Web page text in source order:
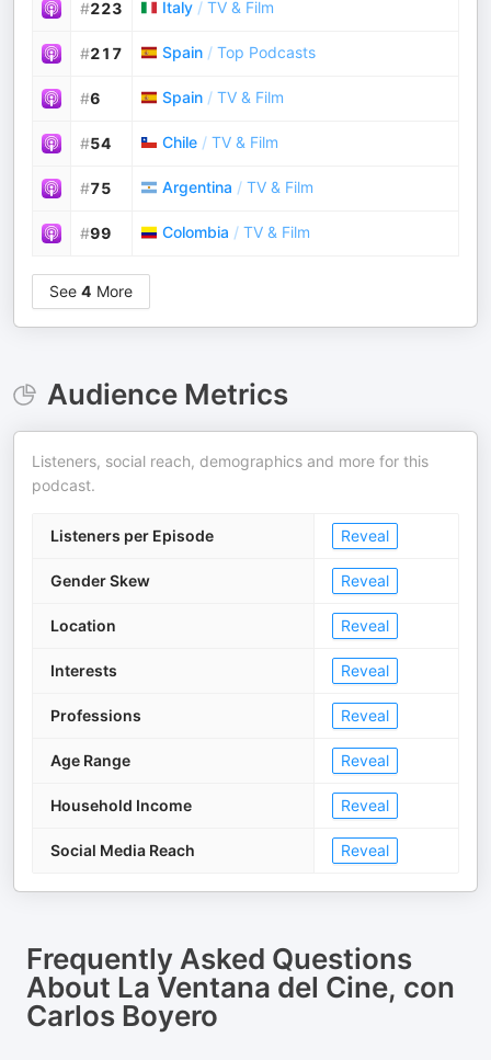
#223 Italy / TV & Film
#217 Spain / Top Podcasts
#6 Spain / TV & Film
#54 Chile / TV & Film
#75 Argentina / TV & Film
#99 Colombia / TV & Film
See 4 More
Audience Metrics
Listeners, social reach, demographics and more for this
podcast.
Listeners per Episode Reveal
Gender Skew Reveal
Location Reveal
Interests Reveal
Professions Reveal
Age Range Reveal
Household Income Reveal
Social Media Reach Reveal
Frequently Asked Questions
About La Ventana del Cine, con
Carlos Boyero